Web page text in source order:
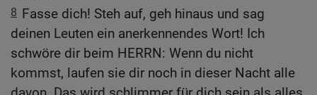
8 Fasse dich! Steh auf, geh hinaus und sag
deinen Leuten ein anerkennendes Wort! Ich
schwöre dir beim HERRN: Wenn du nicht
kommst, laufen sie dir noch in dieser Nacht alle